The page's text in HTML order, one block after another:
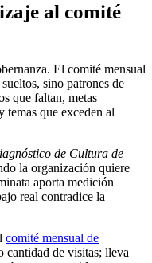
al comité
El comité mensual
sino patrones de
que faltan, metas
temas que exceden al
de Cultura de
la organización quiere
aporta medición
real contradice la
comité mensual de
cantidad de visitas; lleva